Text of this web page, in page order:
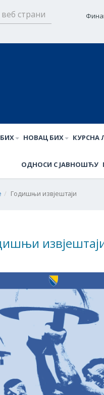
НОВАЦ БИХ КУРСНА
ОДНОСИ С ЈАВНОШЋУ
Годишњи извјештаји